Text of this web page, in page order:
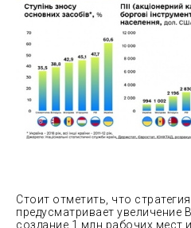
Стоит отметить, что
предусматривает увеличение
создание 1 млн рабочих мест